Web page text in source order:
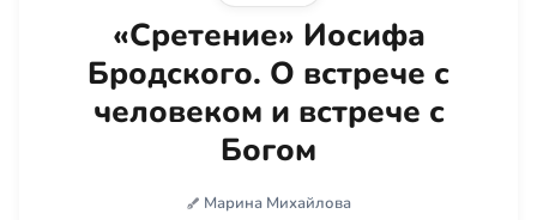
«Сретение» Иосифа
Бродского. О встрече с
человеком и встрече с
Богом
Марина Михайлова